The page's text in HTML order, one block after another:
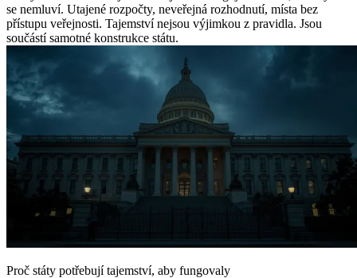
se nemluví. Utajené rozpočty, neveřejná rozhodnutí, místa bez
přístupu veřejnosti. Tajemství nejsou výjimkou z pravidla. Jsou
součástí samotné konstrukce státu.
Proč státy potřebují tajemství, aby fungovaly